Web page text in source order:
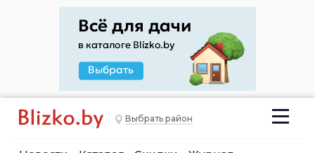
Выбрать район